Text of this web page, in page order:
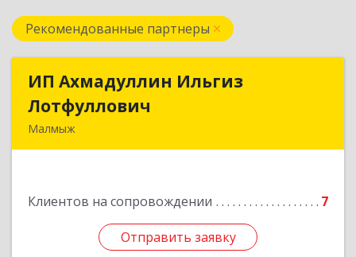
Рекомендованные партнеры
ИП Ахмадуллин Ильгиз
Лотфуллович
Малмыж
Клиентов на сопровождении 7
Отправить заявку
ИП Ахмадуллин Ильгиз
Подробнее
Отправить заявку